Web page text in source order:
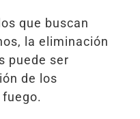
que buscan
la eliminación
puede ser
de los